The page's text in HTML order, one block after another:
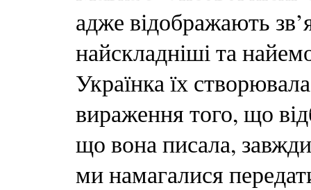
адже відображають
найскладніші та
Українка їх
вираження того, що
що вона писала, завжди
ми намагалися